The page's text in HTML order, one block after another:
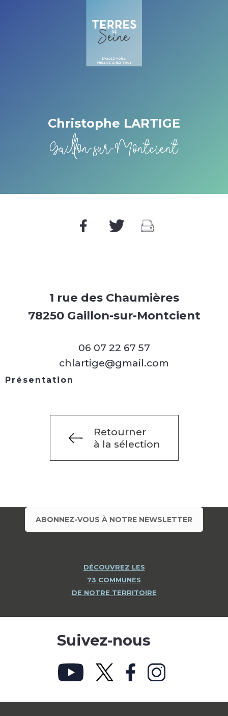
Christophe LARTIGE
Gaillon-sur-Montcient
1 rue des Chaumières
78250 Gaillon-sur-Montcient
06 07 22 67 57
chlartige@gmail.com
Présentation
Retourner
à la sélection
ABONNEZ-VOUS À NOTRE NEWSLETTER
DÉCOUVREZ LES
73 COMMUNES
DE NOTRE TERRITOIRE
Suivez-nous